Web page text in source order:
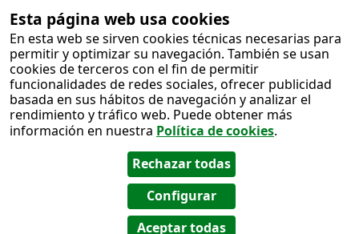
Esta página web usa cookies
En esta web se sirven cookies técnicas necesarias para
permitir y optimizar su navegación. También se usan
cookies de terceros con el fin de permitir
funcionalidades de redes sociales, ofrecer publicidad
basada en sus hábitos de navegación y analizar el
rendimiento y tráfico web. Puede obtener más
información en nuestra Política de cookies.